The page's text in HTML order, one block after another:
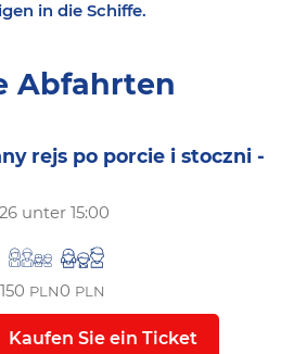
in die Schiffe.
Abfahrten
rejs po porcie i stoczni -
unter 15:00
150 PLN0 PLN
Kaufen Sie ein Ticket